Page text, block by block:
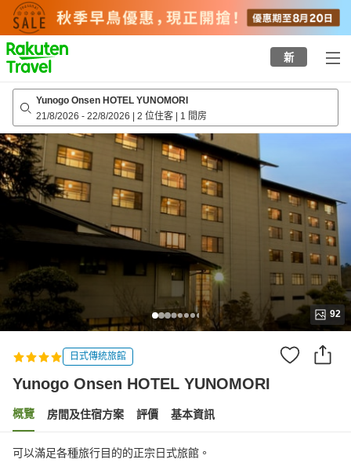
to
top
page
新
Yunogo Onsen HOTEL YUNOMORI
21/8/2026 - 22/8/2026 | 2 位住客 | 1 間房
92
日式傳統旅館
Yunogo Onsen HOTEL YUNOMORI
概覽 房間及住宿方案 評價 基本資訊
可以滿足各種旅行目的的正宗日式旅館。